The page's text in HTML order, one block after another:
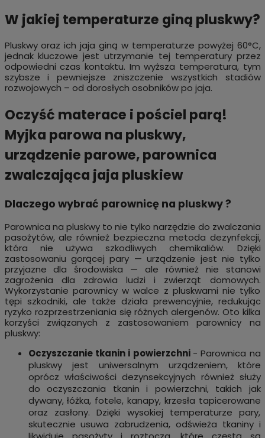
W jakiej temperaturze giną pluskwy?
Pluskwy oraz ich jaja giną w temperaturze powyżej 60°C,
jednak kluczowe jest utrzymanie tej temperatury przez
odpowiedni czas kontaktu. Im wyższa temperatura, tym
szybsze i pewniejsze zniszczenie wszystkich stadiów
rozwojowych – od dorosłych osobników po jaja.
Oczyść materace i pościel parą!
Myjka parowa na pluskwy,
urządzenie parowe, parownica
zwalczająca jaja pluskiew
Dlaczego wybrać parownicę na pluskwy ?
Parownica na pluskwy to nie tylko narzędzie do zwalczania
pasożytów, ale również bezpieczna metoda dezynfekcji,
która nie używa szkodliwych chemikaliów. Dzięki
zastosowaniu gorącej pary — urządzenie jest nie tylko
przyjazne dla środowiska — ale również nie stanowi
zagrożenia dla zdrowia ludzi i zwierząt domowych.
Wykorzystanie parownicy w walce z pluskwami nie tylko
tępi szkodniki, ale także działa prewencyjnie, redukując
ryzyko rozprzestrzeniania się różnych alergenów. Oto kilka
korzyści związanych z zastosowaniem parownicy na
pluskwy:
Oczyszczanie tkanin i powierzchni - Parownica na
pluskwy jest uniwersalnym urządzeniem, które
oprócz właściwości dezynsekcyjnych również służy
do oczyszczania tkanin i powierzchni, takich jak
dywany, łóżka, fotele, kanapy, krzesła tapicerowane
oraz zasłony. Dzięki wysokiej temperaturze pary,
skutecznie usuwa zabrudzenia, odświeża tkaniny i